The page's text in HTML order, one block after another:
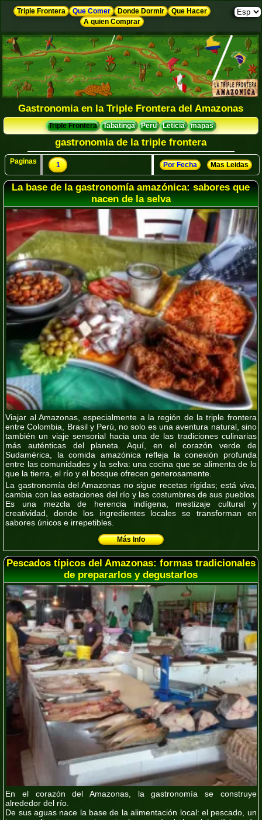
Triple Frontera Que Comer Donde Dormir
Que Hacer
A quien Comprar
Gastronomia en la Triple Frontera del Amazonas
Triple Frontera Tabatinga Peru Leticia mapas
gastronomia de la triple frontera
Paginas 1 Por Fecha Mas Leidas
La base de la gastronomía amazónica: sabores que
nacen de la selva
Viajar al Amazonas, especialmente a la región de latriple frontera
entreColombia, Brasil y Perú, no solo es una aventura natural, sino
también un viaje sensorial hacia una de las tradiciones culinarias
más auténticas del planeta. Aquí, en el corazón verde de
Sudamérica, lacomida amazónicarefleja la conexión profunda
entre las comunidades y la selva: una cocina que se alimenta de lo
que la tierra, el río y el bosque ofrecen generosamente.
La gastronomía del Amazonas no sigue recetas rígidas; está viva,
cambia con las estaciones del río y las costumbres de sus pueblos.
Es una mezcla de herencia indígena, mestizaje cultural y
creatividad, donde los ingredientes locales se transforman en
sabores únicos e irrepetibles.
Más Info
Pescados típicos del Amazonas: formas tradicionales
de prepararlos y degustarlos
En el corazón del Amazonas, la gastronomía se construye
alrededor del río.
De sus aguas nace la base de la alimentación local: el pescado , un